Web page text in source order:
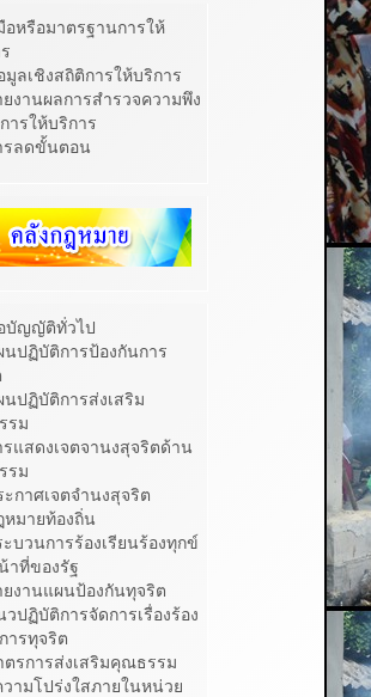
อหรือมาตรฐานการให้
มูลเชิงสถิติการให้บริการ
ยงานผลการสำรวจความพึง
ารให้บริการ
รลดขั้นตอน
บัญญัติทั่วไป
นปฏิบัติการป้องกันการ
นปฏิบัติการส่งเสริม
รม
รแสดงเจตจานงสุจริตด้าน
รม
ะกาศเจตจำนงสุจริต
หมายท้องถิ่น
ะบวนการร้องเรียนร้องทุกข์
าที่ของรัฐ
ยงานแผนป้องกันทุจริต
วปฏิบัติการจัดการเรื่องร้อง
ารทุจริต
ตรการส่งเสริมคุณธรรม
ามโปร่งใสภายในหน่วย